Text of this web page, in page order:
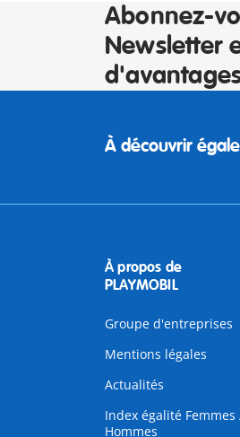
Abonnez-
Newsletter
À découvrir
À propos de
PLAYMOBIL
Groupe d'entreprises
Mentions légales
Actualités
Index égalité Femmes
Hommes